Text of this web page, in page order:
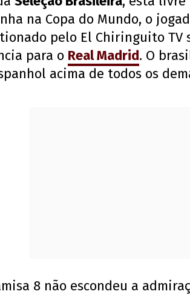
na Copa do Mundo, o
pelo El Chiringuito TV
para o Real Madrid. O
acima de todos os
8 não escondeu a